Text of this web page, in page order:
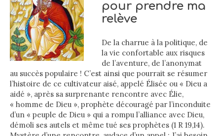
pour prendre ma
relève
De la charrue à la politique, de
la vie confortable aux risques
de l’aventure, de l’anonymat
au succès populaire ! C’est ainsi que pourrait se résumer
l’histoire de ce cultivateur aisé, appelé Élisée ou « Dieu a
aidé », après sa surprenante rencontre avec Élie,
« homme de Dieu », prophète découragé par l’inconduite
d’un « peuple de Dieu » qui a rompu l’alliance avec Dieu,
démoli ses autels et même tué ses prophètes (1 R 19,14).